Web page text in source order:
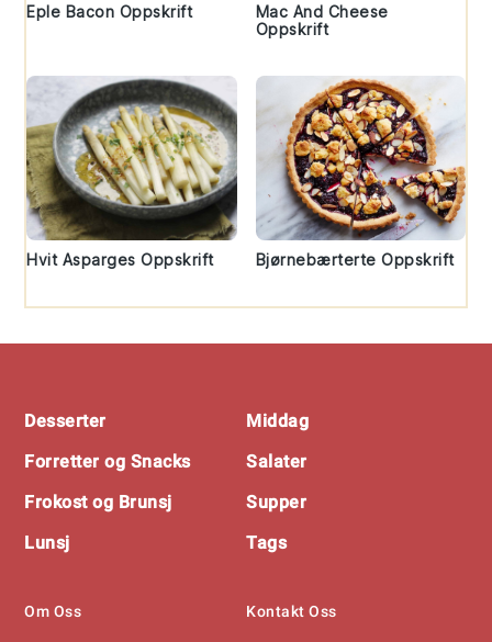
Eple Bacon Oppskrift
Mac And Cheese
Oppskrift
Hvit Asparges Oppskrift Bjørnebærterte Oppskrift
Desserter
Forretter og Snacks
Frokost og Brunsj
Lunsj
Middag
Salater
Supper
Tags
Om Oss Kontakt Oss